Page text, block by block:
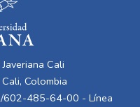
Cali
Colombia
485-64-00 - Línea